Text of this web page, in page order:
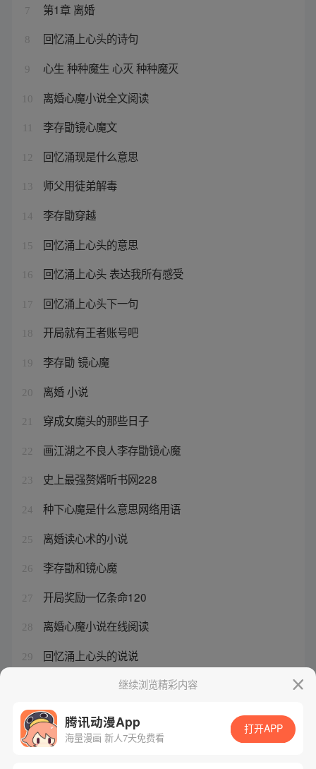
7 第1章 离婚
8 回忆涌上心头的诗句
9 心生 种种魔生 心灭 种种魔灭
10 离婚心魔小说全文阅读
李存勖镜心魔文
12 回忆涌现是什么意思
13 师父用徒弟解毒
14 李存勖穿越
15 回忆涌上心头的意思
16 回忆涌上心头 表达我所有感受
17 回忆涌上心头下一句
18 开局就有王者账号吧
19 李存勖 镜心魔
20 离婚 小说
21 穿成女魔头的那些日子
22 画江湖之不良人李存勖镜心魔
23 史上最强赘婿听书网228
24 种下心魔是什么意思网络用语
25 离婚读心术的小说
26 李存勖和镜心魔
27 开局奖励一亿条命120
28 离婚心魔小说在线阅读
29 回忆涌上心头的说说
继续浏览精彩内容
腾讯动漫App
海量漫画 新人7天免费看
打开APP